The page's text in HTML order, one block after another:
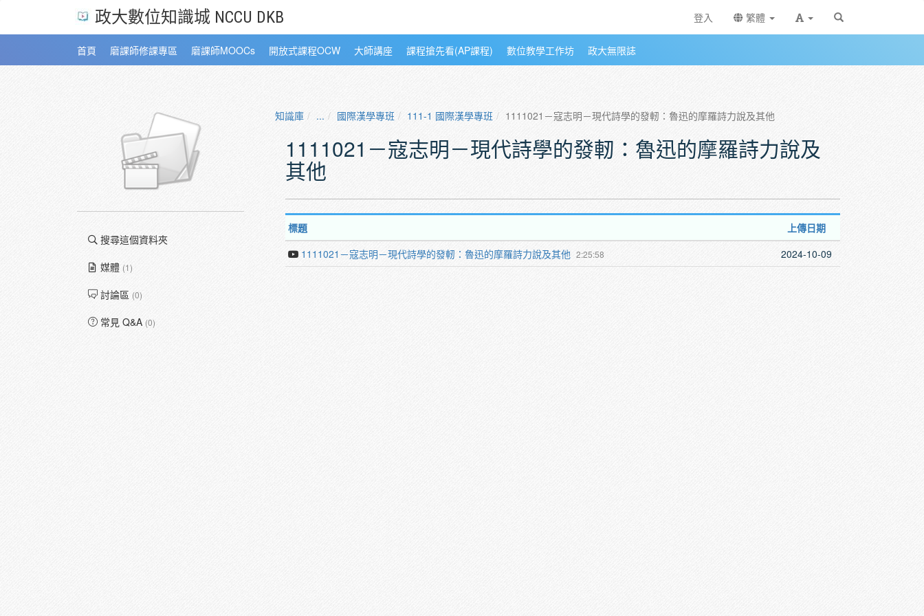
政大數位知識城 NCCU DKB 登入 繁體
首頁 磨課師修課專區 磨課師MOOCs 開放式課程OCW 大師講座 課程搶先看(AP課程) 數位教學工作坊 政大無限誌
搜尋這個資料夾
媒體 (1)
討論區 (0)
常見 Q&A (0)
知識庫 ... 國際漢學專班 111-1 國際漢學專班 1111021－寇志明－現代詩學的發軔：魯迅的摩羅詩力說及其他
1111021－寇志明－現代詩學的發軔：魯迅的摩羅詩力說及
其他
標題 上傳日期
2:25:58
1111021－寇志明－現代詩學的發軔：魯迅的摩羅詩力說及其他 2024-10-09